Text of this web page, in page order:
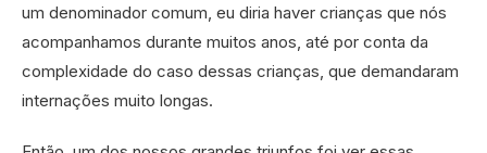
um denominador comum, eu diria haver crianças que nós
acompanhamos durante muitos anos, até por conta da
complexidade do caso dessas crianças, que demandaram
internações muito longas.